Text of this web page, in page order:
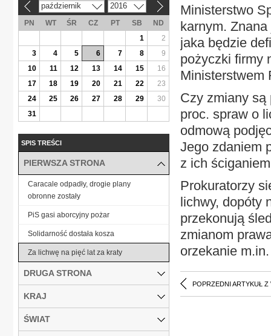
Ministerstwo
karnym.
jaka będzie
pożyczki firmy
Ministerstwem
Czy zmiany są
proc. spraw o
odmową
Jego zdaniem
z ich
Prokuratorzy
lichwy, dopóty
przekonują
zmianom
orzekanie
POPRZEDNI ARTYKUŁ Z
październik 2016
PN WT ŚR CZ PT SB
ND
1
2
3
4 5 6 7 8
9
10
11 12 13 14 15
16
17
18 19 20 21 22
23
24
25 26 27 28 29
30
31
SPIS TREŚCI
PIERWSZA STRONA
Caracale odpadły, drogie plany
obronne zostały
PiS gasi aborcyjny pożar
Solidarność dostała kosza
Za lichwę na pięć lat za kraty
DRUGA STRONA
KRAJ
ŚWIAT